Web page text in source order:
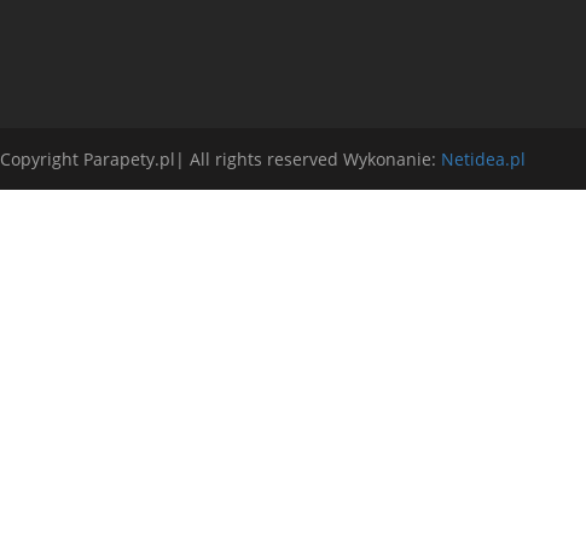
Copyright Parapety.pl| All rights reserved Wykonanie: Netidea.pl